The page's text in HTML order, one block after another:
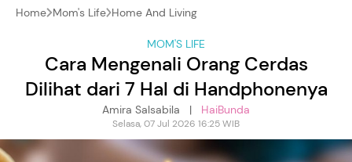
Home Mom's Life Home And Living
MOM'S LIFE
Cara Mengenali Orang Cerdas
Dilihat dari 7 Hal di Handphonenya
Amira Salsabila | HaiBunda
Selasa, 07 Jul 2026 16:25 WIB